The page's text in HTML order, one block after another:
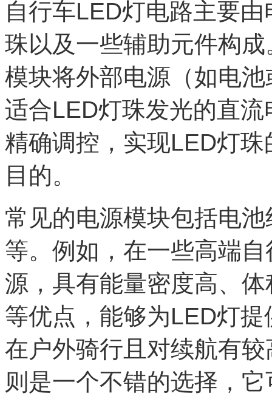
自行车LED灯电路主要
珠以及一些辅助元件构
模块将外部电源（如电
适合LED灯珠发光的直
精确调控，实现LED灯
目的。
常见的电源模块包括电
等。例如，在一些高端
源，具有能量密度高、
等优点，能够为LED灯
在户外骑行且对续航有
则是一个不错的选择，